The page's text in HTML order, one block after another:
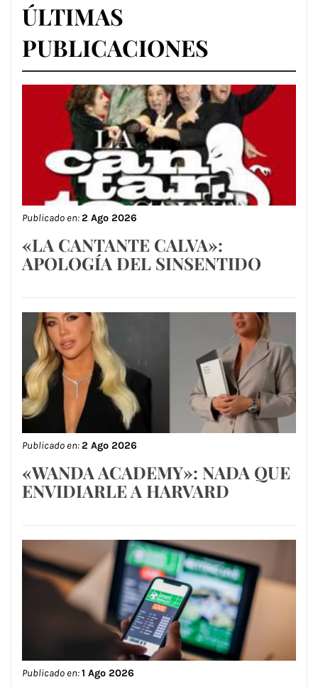
ÚLTIMAS
PUBLICACIONES
Publicado en:2 Ago 2026
«LA CANTANTE CALVA»:
APOLOGÍA DEL SINSENTIDO
Publicado en:2 Ago 2026
«WANDA ACADEMY»: NADA QUE
ENVIDIARLE A HARVARD
Publicado en:1 Ago 2026